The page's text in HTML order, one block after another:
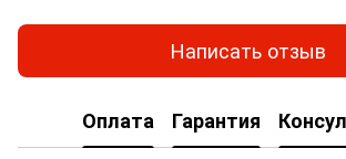
Написать отзыв
Оплата Гарантия